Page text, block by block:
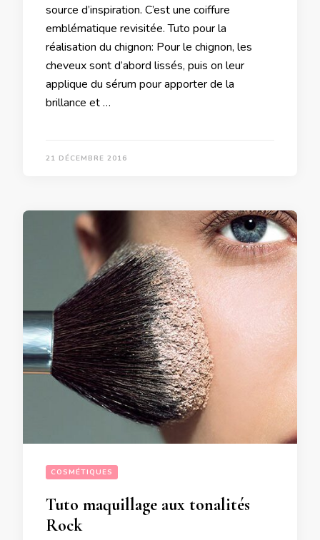
source d’inspiration. C’est une coiffure
emblématique revisitée. Tuto pour la
réalisation du chignon: Pour le chignon, les
cheveux sont d’abord lissés, puis on leur
applique du sérum pour apporter de la
brillance et …
21 DÉCEMBRE 2016
COSMÉTIQUES
Tuto maquillage aux tonalités
Rock